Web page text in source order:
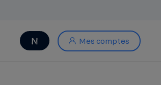
Mes comptes